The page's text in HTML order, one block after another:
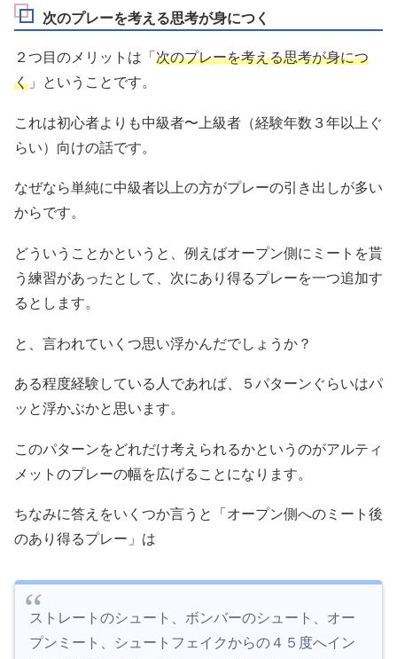
次のプレーを考える思考が身につく
２つ目のメリットは「 次のプレーを考える思考が身につ
く 」ということです。
これは初心者よりも中級者〜上級者（経験年数３年以上ぐ
らい）向けの話です。
なぜなら単純に中級者以上の方がプレーの引き出しが多い
からです。
どういうことかというと、例えばオープン側にミートを貰
う練習があったとして、次にあり得るプレーを一つ追加す
るとします。
と、言われていくつ思い浮かんだでしょうか？
ある程度経験している人であれば、５パターンぐらいはパ
ッと浮かぶかと思います。
このパターンをどれだけ考えられるかというのがアルティ
メットのプレーの幅を広げることになります。
ちなみに答えをいくつか言うと「オープン側へのミート後
のあり得るプレー」は
ストレートのシュート、ボンバーのシュート、オー
プンミート、シュートフェイクからの４５度へイン